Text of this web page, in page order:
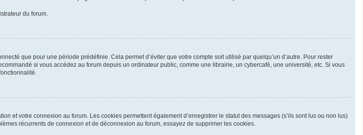
du forum.
que pour une période prédéfinie. Cela permet d’éviter que votre compte soit utilisé par quelqu’un d’autre. Pour rester
si vous accédez au forum depuis un ordinateur public, comme une librairie, un cybercafé, une université, etc. Si vous
et votre connexion au forum. Les cookies permettent également d’enregistrer le statut des messages (s’ils sont lus ou non lus)
récurrents de connexion et de déconnexion au forum, essayez de supprimer les cookies.